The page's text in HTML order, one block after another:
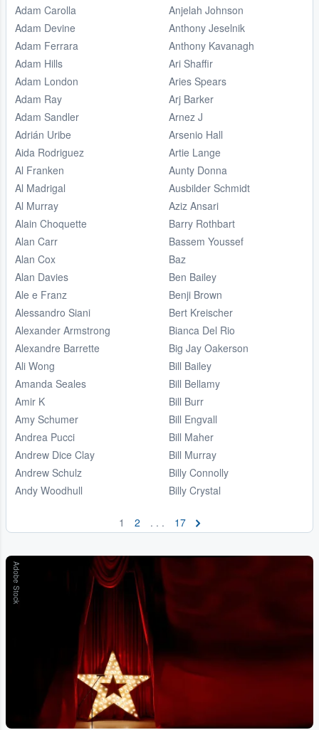
Adam Carolla
Adam Devine
Adam Ferrara
Adam Hills
Adam London
Adam Ray
Adam Sandler
Adrián Uribe
Aida Rodriguez
Al Franken
Al Madrigal
Al Murray
Alain Choquette
Alan Carr
Alan Cox
Alan Davies
Ale e Franz
Alessandro Siani
Alexander Armstrong
Alexandre Barrette
Ali Wong
Amanda Seales
Amir K
Amy Schumer
Andrea Pucci
Andrew Dice Clay
Andrew Schulz
Andy Woodhull
Anjelah Johnson
Anthony Jeselnik
Anthony Kavanagh
Ari Shaffir
Aries Spears
Arj Barker
Arnez J
Arsenio Hall
Artie Lange
Aunty Donna
Ausbilder Schmidt
Aziz Ansari
Barry Rothbart
Bassem Youssef
Baz
Ben Bailey
Benji Brown
Bert Kreischer
Bianca Del Rio
Big Jay Oakerson
Bill Bailey
Bill Bellamy
Bill Burr
Bill Engvall
Bill Maher
Bill Murray
Billy Connolly
Billy Crystal
1 2 . . . 17
Adobe Stock